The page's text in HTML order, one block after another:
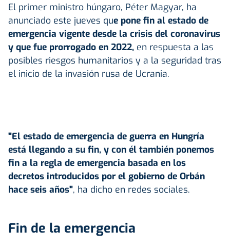
El primer ministro húngaro, Péter Magyar, ha
anunciado este jueves que pone fin al estado de
emergencia vigente desde la crisis del coronavirus
y que fue prorrogado en 2022, en respuesta a las
posibles riesgos humanitarios y a la seguridad tras
el inicio de la invasión rusa de Ucrania.
"El estado de emergencia de guerra en Hungría
está llegando a su fin, y con él también ponemos
fin a la regla de emergencia basada en los
decretos introducidos por el gobierno de Orbán
hace seis años", ha dicho en redes sociales.
Fin de la emergencia